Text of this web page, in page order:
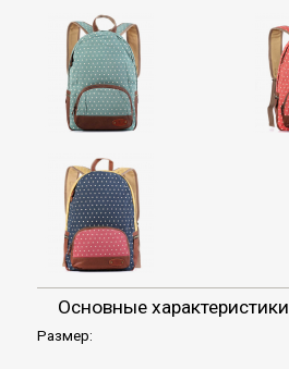
Основные характеристики
Размер: